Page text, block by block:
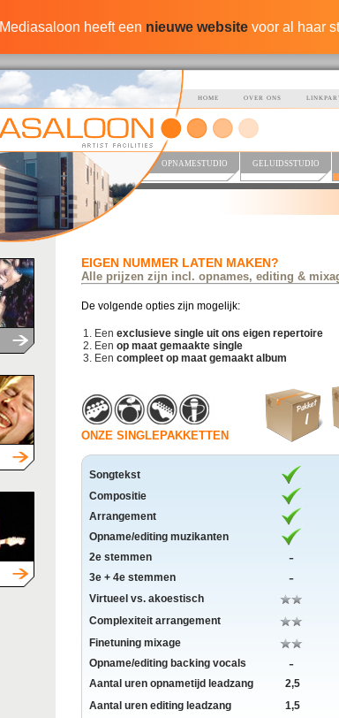
Mediasaloon heeft een nieuwe website voor al haar
HOME OVER ONS
OPNAMESTUDIO GELUIDSSTUDIO
EIGEN NUMMER LATEN MAKEN?
Alle prijzen zijn incl. opnames, editing &
De volgende opties zijn mogelijk:
Een exclusieve single uit ons eigen repertoire
Een op maat gemaakte single
Een compleet op maat gemaakt album
ONZE SINGLEPAKKETTEN
Songtekst
Compositie
Arrangement
Opname/editing muzikanten
2e stemmen
-
3e + 4e stemmen -
Virtueel vs. akoestisch
Complexiteit arrangement
Finetuning mixage
Opname/editing backing vocals
-
Aantal uren opnametijd leadzang 2,5
Aantal uren editing leadzang
1,5